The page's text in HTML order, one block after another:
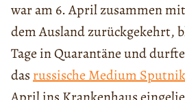
war am 6. April zusammen
dem Ausland zurückgekehrt,
Tage in Quarantäne und
das russische Medium Sputnik